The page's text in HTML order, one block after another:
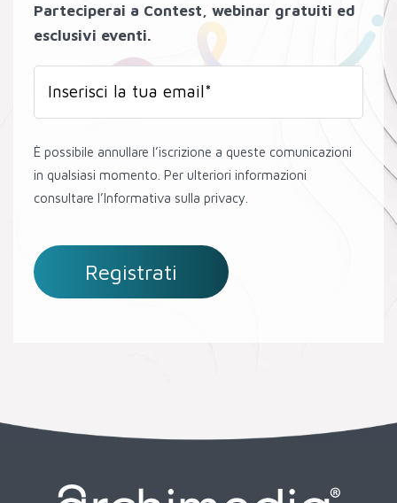
Parteciperai a Contest, webinar gratuiti ed
esclusivi eventi.
È possibile annullare l’iscrizione a queste comunicazioni
in qualsiasi momento. Per ulteriori informazioni
consultare l’Informativa sulla privacy.